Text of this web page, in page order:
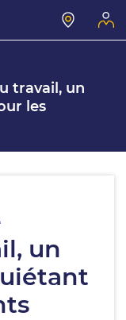
travail, un
les
un